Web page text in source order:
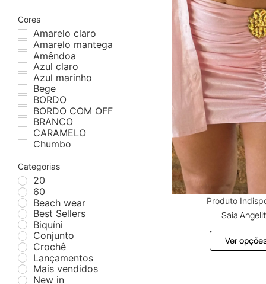
Cores
Amarelo claro
Amarelo mantega
Amêndoa
Azul claro
Azul marinho
Bege
BORDO
BORDO COM OFF
BRANCO
CARAMELO
Chumbo
Colorido
Coral
Crua
Dourado
ESTAMPA AZUL E
BRANCO
ESTAMPA OASIS
Fúcsia
Laranja
Lavanda
listra
Categorias
20
60
Beach wear
Best Sellers
Biquíni
Conjunto
Crochê
Lançamentos
Mais vendidos
New in
Produto
Saia
Ver